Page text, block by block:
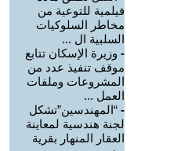
فيلمية للتوعية من
مخاطر السلوكيات
السلبية ال ...
- وزيرة الإسكان تتابع
موقف تنفيذ عدد من
المشروعات وملفات
العمل ...
- “المهندسين”تشكل
لجنة هندسية لمعاينة
العقار المنهار بقرية